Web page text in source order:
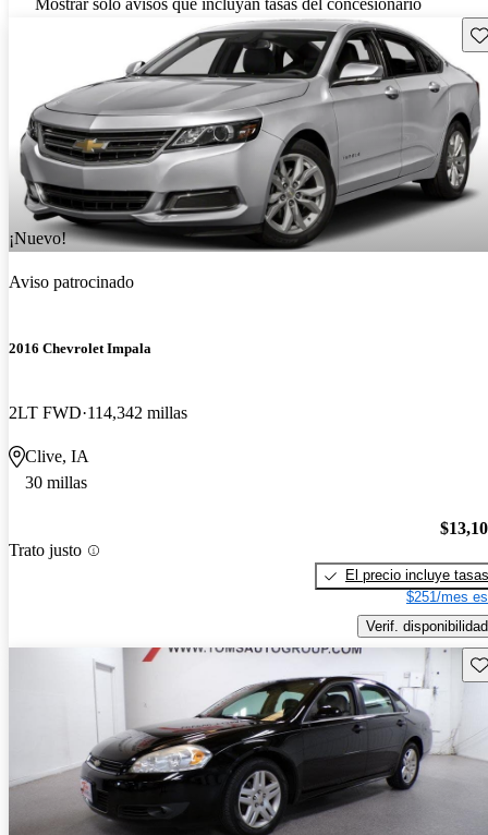
Mostrar solo avisos que incluyan tasas del concesionario
¡Nuevo!
Aviso patrocinado
2016 Chevrolet Impala
2LT FWD 114,342 millas
Clive, IA
30 millas
Trato justo
El precio incluye tasas
$251/mes
Verif. disponibilidad